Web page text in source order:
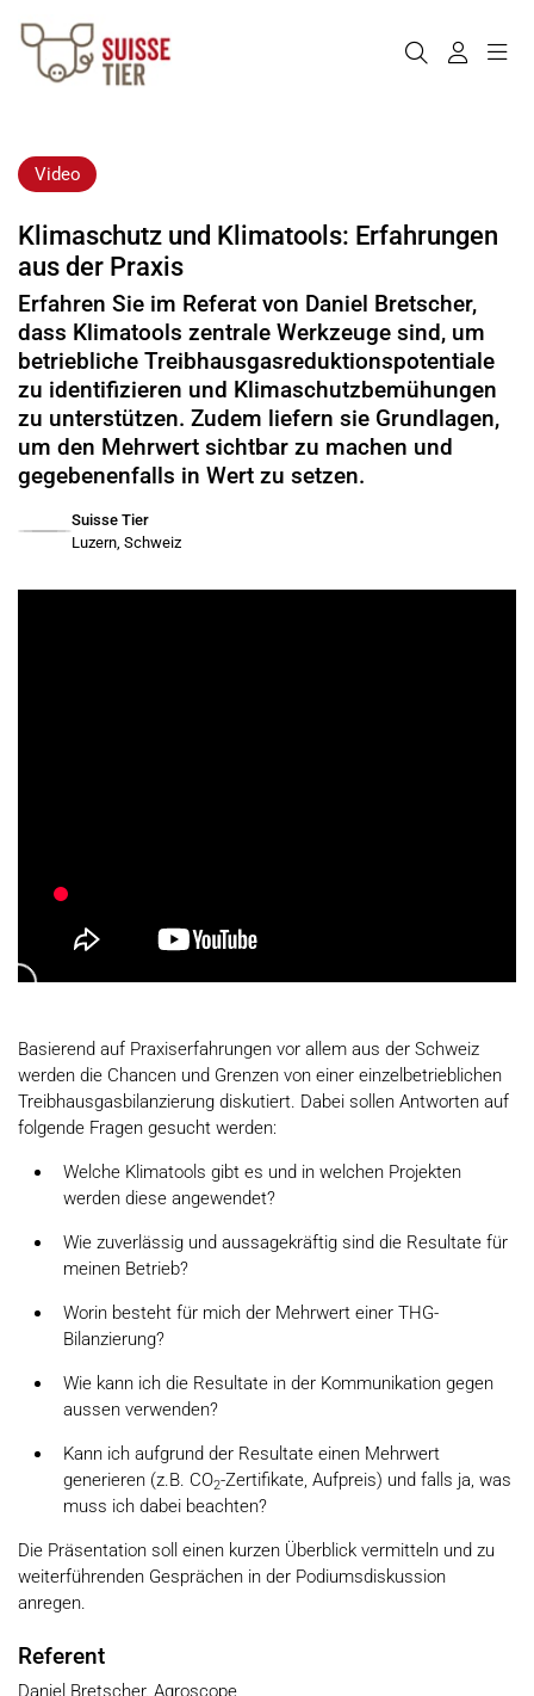
Video
Klimaschutz und Klimatools: Erfahrungen
aus der Praxis
Erfahren Sie im Referat von Daniel Bretscher,
dass Klimatools zentrale Werkzeuge sind, um
betriebliche Treibhausgasreduktionspotentiale
zu identifizieren und Klimaschutzbemühungen
zu unterstützen. Zudem liefern sie Grundlagen,
um den Mehrwert sichtbar zu machen und
gegebenenfalls in Wert zu setzen.
Suisse Tier
Luzern, Schweiz
Basierend auf Praxiserfahrungen vor allem aus der Schweiz
werden die Chancen und Grenzen von einer einzelbetrieblichen
Treibhausgasbilanzierung diskutiert. Dabei sollen Antworten auf
folgende Fragen gesucht werden:
Welche Klimatools gibt es und in welchen Projekten
werden diese angewendet?
Wie zuverlässig und aussagekräftig sind die Resultate für
meinen Betrieb?
Worin besteht für mich der Mehrwert einer THG-
Bilanzierung?
Wie kann ich die Resultate in der Kommunikation gegen
aussen verwenden?
Kann ich aufgrund der Resultate einen Mehrwert
generieren (z.B. CO2-Zertifikate, Aufpreis) und falls ja, was
muss ich dabei beachten?
Die Präsentation soll einen kurzen Überblick vermitteln und zu
weiterführenden Gesprächen in der Podiumsdiskussion
anregen.
Referent
Daniel Bretscher, Agroscope